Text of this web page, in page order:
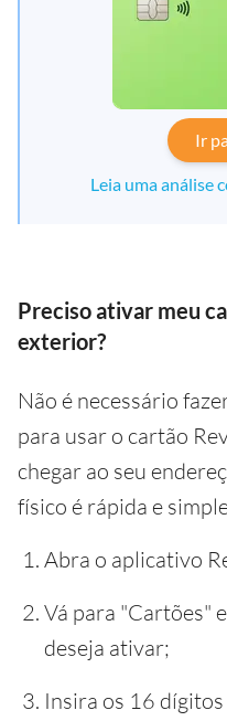
Ir
Leia uma análise
Preciso ativar meu
exterior?
Não é necessário
para usar o cartão
chegar ao seu
físico é rápida e
Abra o aplicativo
Vá para "Cartões"
deseja ativar;
Insira os 16